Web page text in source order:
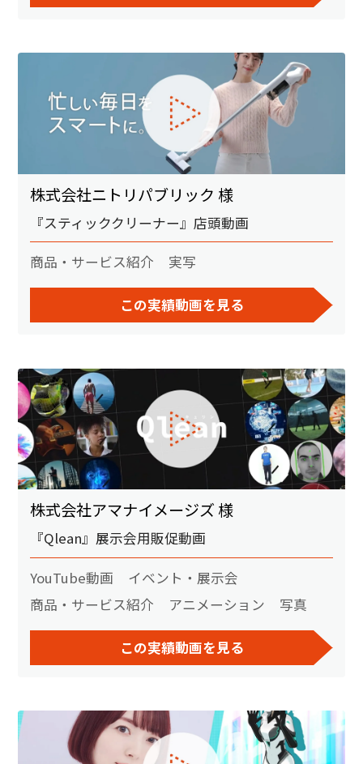
株式会社ニトリパブリック 様
『スティッククリーナー』店頭動画
商品・サービス紹介 実写
この実績動画を見る
株式会社アマナイメージズ 様
『Qlean』展示会用販促動画
YouTube動画
イベント・展示会
商品・サービス紹介
アニメーション 写真
この実績動画を見る